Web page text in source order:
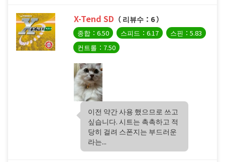
X-Tend SD （ 리뷰수：6 ）
종합：6.50 스피드：6.17
스핀：5.83
컨트롤：7.50
이전 약간 사용 했으므로 쓰고
싶습니다. 시트는 촉촉하고 적
당히 걸려 스폰지는 부드러운
라는...